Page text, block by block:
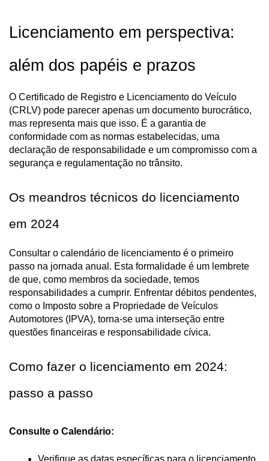
Licenciamento em perspectiva:
além dos papéis e prazos
O Certificado de Registro e Licenciamento do Veículo
(CRLV) pode parecer apenas um documento burocrático,
mas representa mais que isso. É a garantia de
conformidade com as normas estabelecidas, uma
declaração de responsabilidade e um compromisso com a
segurança e regulamentação no trânsito.
Os meandros técnicos do licenciamento
em 2024
Consultar o calendário de licenciamento é o primeiro
passo na jornada anual. Esta formalidade é um lembrete
de que, como membros da sociedade, temos
responsabilidades a cumprir. Enfrentar débitos pendentes,
como o Imposto sobre a Propriedade de Veículos
Automotores (IPVA), torna-se uma interseção entre
questões financeiras e responsabilidade cívica.
Como fazer o licenciamento em 2024:
passo a passo
Consulte o Calendário:
Verifique as datas específicas para o licenciamento